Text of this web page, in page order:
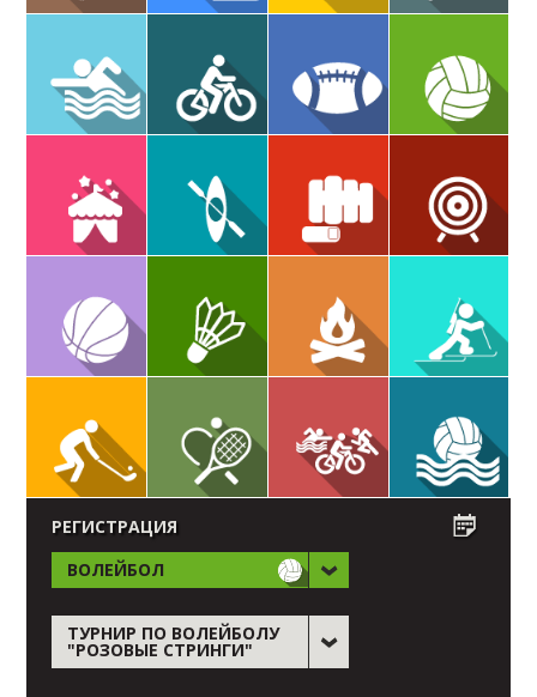
РЕГИСТРАЦИЯ
ВОЛЕЙБОЛ
ТУРНИР ПО ВОЛЕЙБОЛУ
"РОЗОВЫЕ СТРИНГИ"